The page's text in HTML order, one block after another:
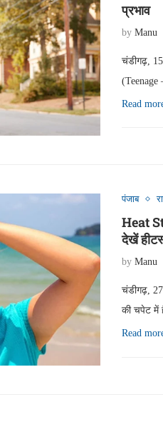
प्रभाव
by Manu
चंडीगढ़,
(Teenage
Read
पंजाब
Heat
देखें
by Manu
चंडीगढ़,
की चपेट
Read